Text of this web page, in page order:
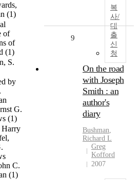
(1)
of
of
(1)
S.
by
G.
(1)
Harry
C.
(1)
복
사/
대
출
신
청
9
On the road
with Joseph
Smith : an
author's
diary
Bushman,
Richard L
Greg
Kofford
2007